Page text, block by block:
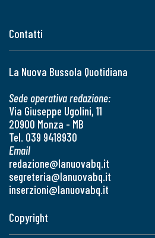
Contatti
La Nuova Bussola Quotidiana
Sede operativa redazione:
Via Giuseppe Ugolini, 11
20900 Monza - MB
Tel. 039 9418930
Email
redazione@lanuovabq.it
segreteria@lanuovabq.it
inserzioni@lanuovabq.it
Copyright